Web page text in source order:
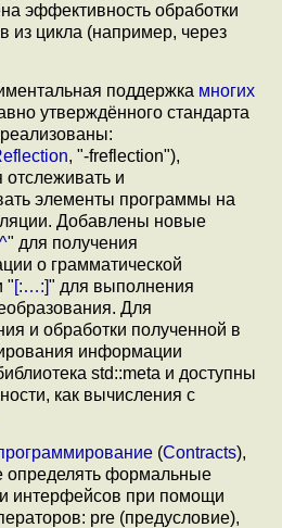
эффективность обработки
из цикла (например, через
поддержка многих
утверждённого стандарта
, "-freflection"),
и
элементы программы на
Добавлены новые
" для получения
о грамматической
"[:…:]" для выполнения
Для
и обработки полученной в
информации
std::meta и доступны
как вычисления с
(Contracts),
определять формальные
интерфейсов при помощи
pre (предусловие),